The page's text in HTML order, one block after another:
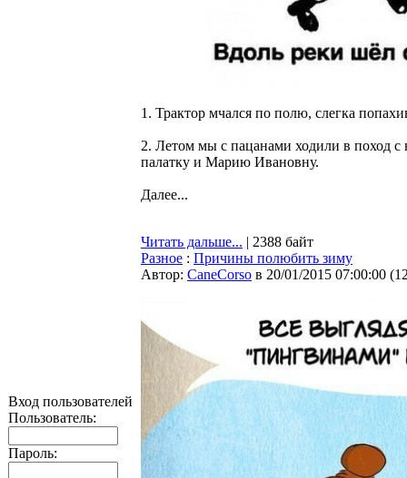
Вход пользователей
Пользователь:
Пароль:
1. Трактор мчался по полю, слегка
2. Летом мы с пацанами ходили в поход с
палатку и Марию Ивановну.
Далее...
Читать дальше... | 2388 байт
Разное : Причины полюбить зиму
Автор: CaneCorso в 20/01/2015 07:00:00 (